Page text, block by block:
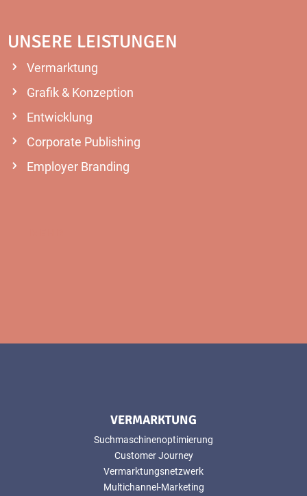
UNSERE LEISTUNGEN
Vermarktung
Grafik & Konzeption
Entwicklung
Corporate Publishing
Employer Branding
VERMARKTUNG
Suchmaschinenoptimierung
Customer Journey
Vermarktungsnetzwerk
Multichannel-Marketing